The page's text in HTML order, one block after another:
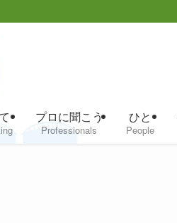
プロに聞こう
Professionals
ひと
People